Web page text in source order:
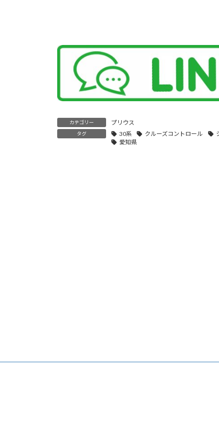
カテゴリー プリウス
タグ 30系 クルーズコントロール
愛知県